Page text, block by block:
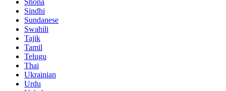
Shona
Sindhi
Sundanese
Swahili
Tajik
Tamil
Telugu
Thai
Ukrainian
Urdu